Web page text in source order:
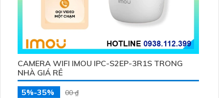
CAMERA WIFI IMOU IPC-S2EP-3R1S TRONG
NHÀ GIÁ RẺ
5%-35%
00 ₫